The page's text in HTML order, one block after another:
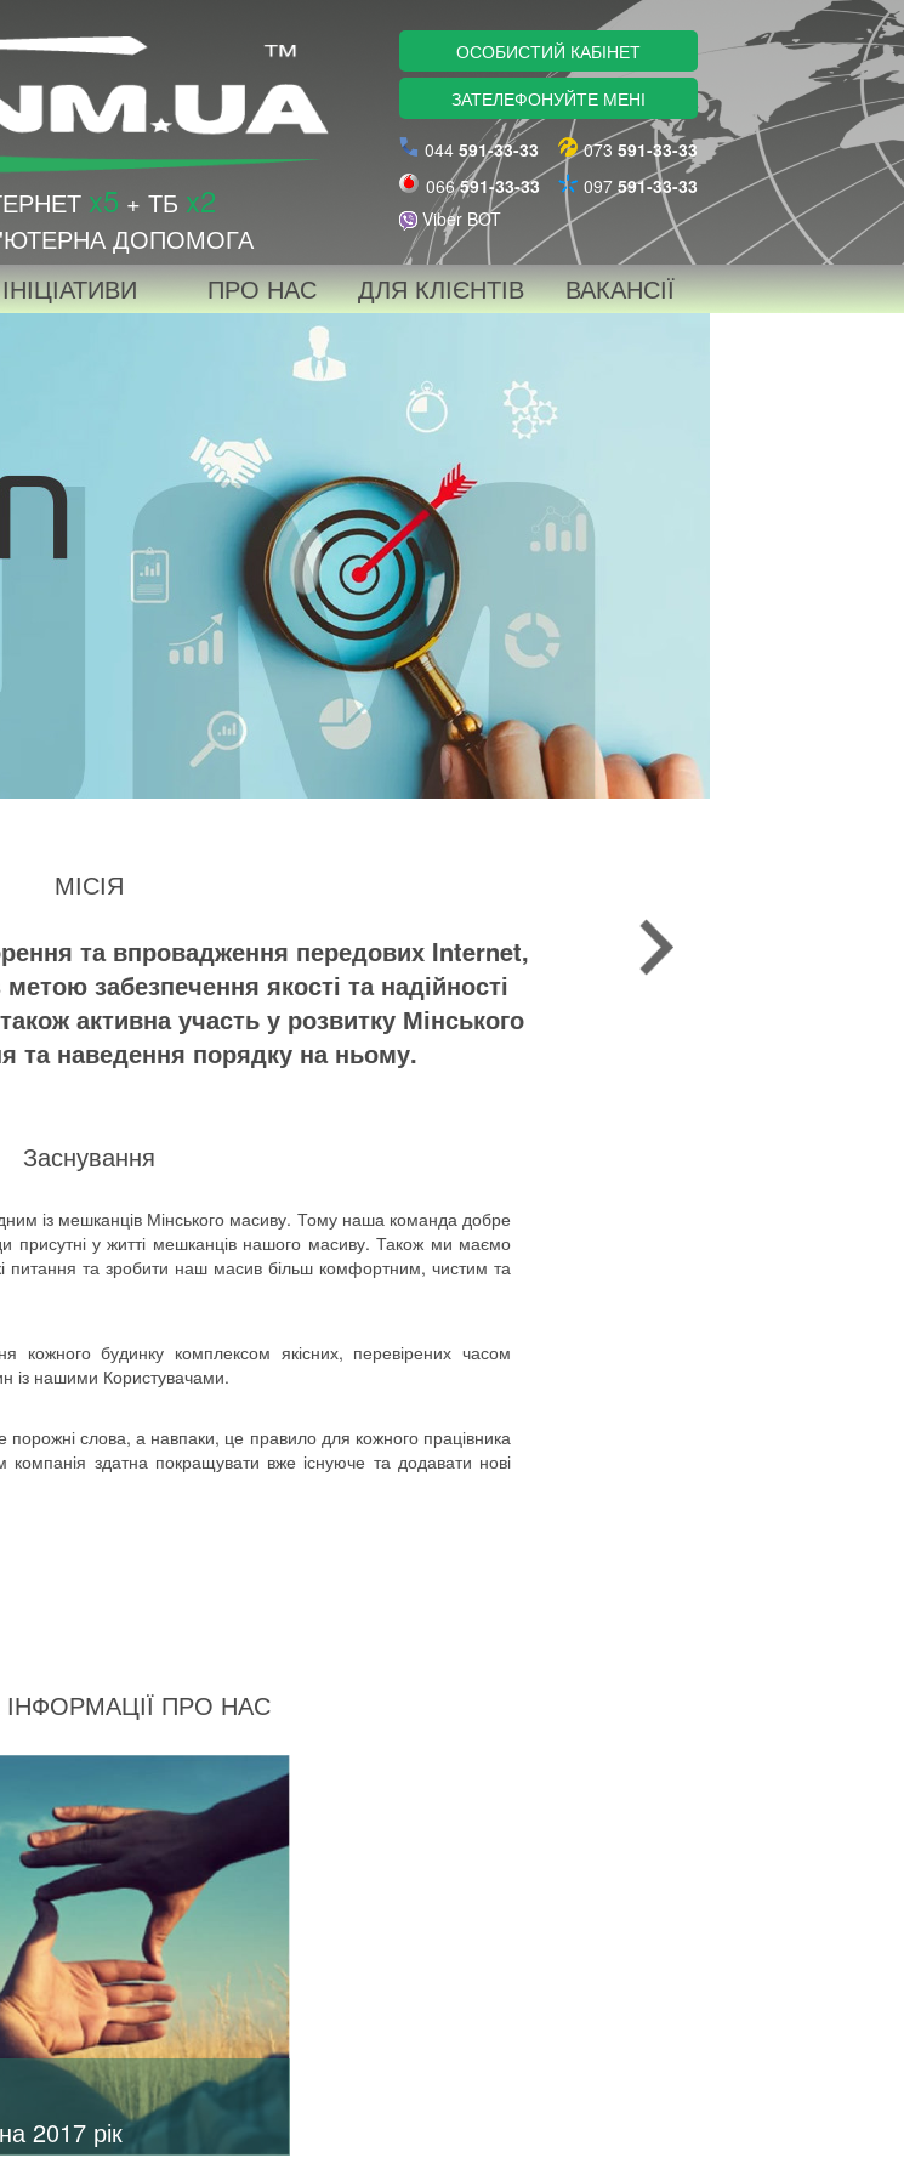
x5 + ТБ x2
ДОПОМОГА
ОСОБИСТИЙ КАБІНЕТ
ЗАТЕЛЕФОНУЙТЕ МЕНІ
044 591-33-33
066591-33-33
073 591-33-33
097 591-33-33
Viber BOT
ПРО НАС ДЛЯ КЛІЄНТІВ ВАКАНСІЇ
МІСІЯ
та впровадження передових Internet,
забезпечення якості та надійності
активна участь у розвитку Мінського
та наведення порядку на ньому.
Заснування
із мешканців Мінського масиву. Тому наша команда добре
присутні у житті мешканців нашого масиву. Також ми маємо
питання та зробити наш масив більш комфортним, чистим та
кожного будинку комплексом якісних, перевірених часом
із нашими Користувачами.
порожні слова, а навпаки, це правило для кожного працівника
здатна покращувати вже існуюче та додавати нові
ІНФОРМАЦІЇ ПРО НАС
2017 рік